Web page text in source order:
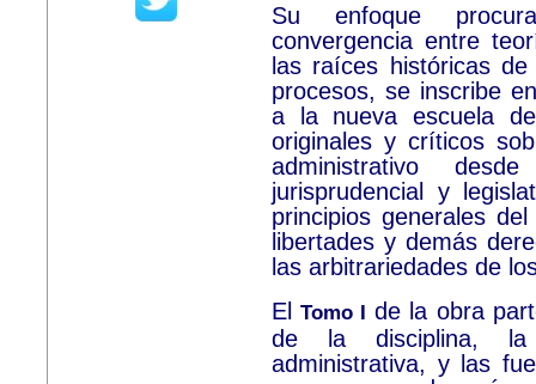
Su enfoque
convergencia entre
las raíces históricas
procesos, se inscribe
a la nueva escuela
originales y críticos
administrativo
jurisprudencial y
principios generales
libertades y demás
las arbitrariedades de
ElTomo I
de la obra
de la disciplina,
administrativa, y las